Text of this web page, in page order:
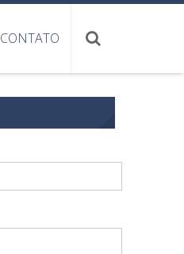
CONTATO